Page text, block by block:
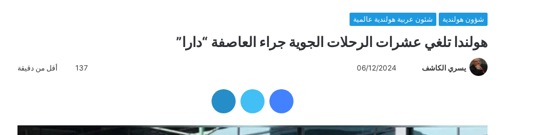
شؤون هولندية شئون عربية هولندية عالمية
هولندا تلغي عشرات الرحلات الجوية جراء العاصفة “دارا”
يسري الكاشف
ب
06/12/2024
137 أقل من دقيقة